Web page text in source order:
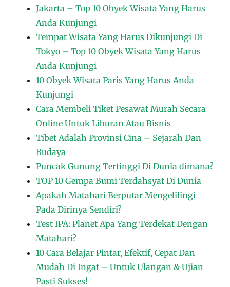
Jakarta – Top 10 Obyek Wisata Yang Harus
Anda Kunjungi
Tempat Wisata Yang Harus Dikunjungi Di
Tokyo – Top 10 Obyek Wisata Yang Harus
Anda Kunjungi
10 Obyek Wisata Paris Yang Harus Anda
Kunjungi
Cara Membeli Tiket Pesawat Murah Secara
Online Untuk Liburan Atau Bisnis
Tibet Adalah Provinsi Cina – Sejarah Dan
Budaya
Puncak Gunung Tertinggi Di Dunia dimana?
TOP 10 Gempa Bumi Terdahsyat Di Dunia
Apakah Matahari Berputar Mengelilingi
Pada Dirinya Sendiri?
Test IPA: Planet Apa Yang Terdekat Dengan
Matahari?
10 Cara Belajar Pintar, Efektif, Cepat Dan
Mudah Di Ingat – Untuk Ulangan & Ujian
Pasti Sukses!